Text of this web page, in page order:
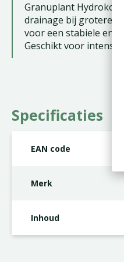
Granuplant
drainage bij grotere
voor een stabiele en
Geschikt voor
Specificaties
EAN code
Merk
Inhoud